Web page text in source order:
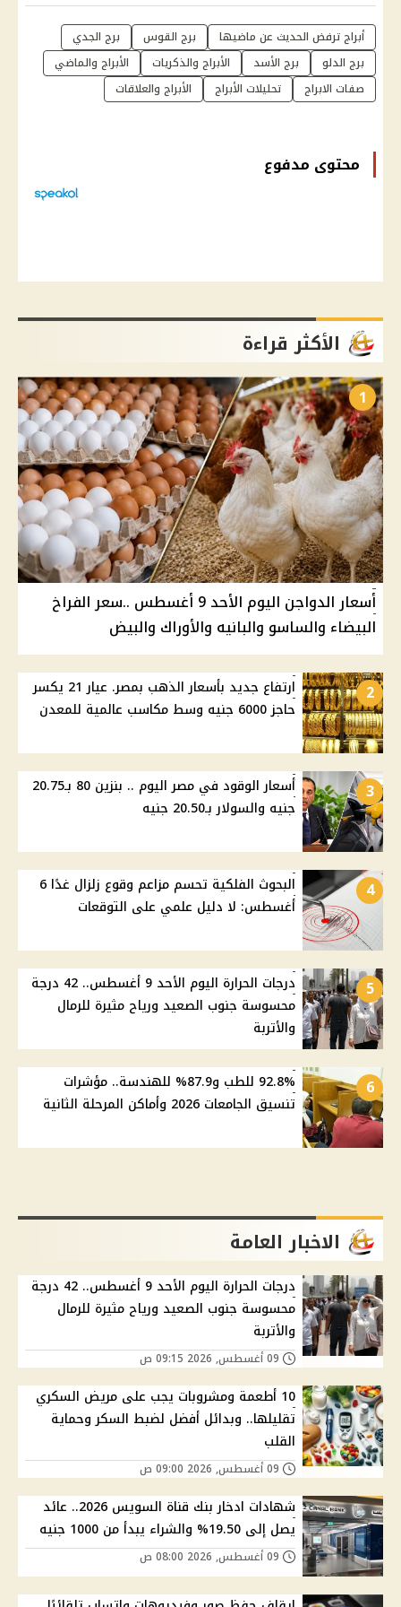
أبراج ترفض الحديث عن ماضيها برج القوس
برج الجدي
برج الدلو
برج الأسد الأبراج والذكريات
الأبراج والماضي
صفات الابراج
تحليلات الأبراج الأبراج والعلاقات
محتوى مدفوع
الأكثر قراءة
1
أسعار الدواجن اليوم الأحد 9 أغسطس ..سعر الفراخ
البيضاء والساسو والبانيه والأوراك والبيض
2
ارتفاع جديد بأسعار الذهب بمصر. عيار 21 يكسر
حاجز 6000 جنيه وسط مكاسب عالمية للمعدن
3
أسعار الوقود في مصر اليوم .. بنزين 80 بـ20.75
جنيه والسولار بـ20.50 جنيه
4
البحوث الفلكية تحسم مزاعم وقوع زلزال غدًا 6
أغسطس: لا دليل علمي على التوقعات
5
درجات الحرارة اليوم الأحد 9 أغسطس.. 42 درجة
محسوسة جنوب الصعيد ورياح مثيرة للرمال
والأتربة
6
92.8% للطب و87.9% للهندسة.. مؤشرات
تنسيق الجامعات 2026 وأماكن المرحلة الثانية
الاخبار العامة
درجات الحرارة اليوم الأحد 9 أغسطس.. 42 درجة
محسوسة جنوب الصعيد ورياح مثيرة للرمال
والأتربة
10 أطعمة ومشروبات يجب على مريض السكري
تقليلها.. وبدائل أفضل لضبط السكر وحماية
القلب
شهادات ادخار بنك قناة السويس 2026.. عائد
يصل إلى 19.50% والشراء يبدأ من 1000 جنيه